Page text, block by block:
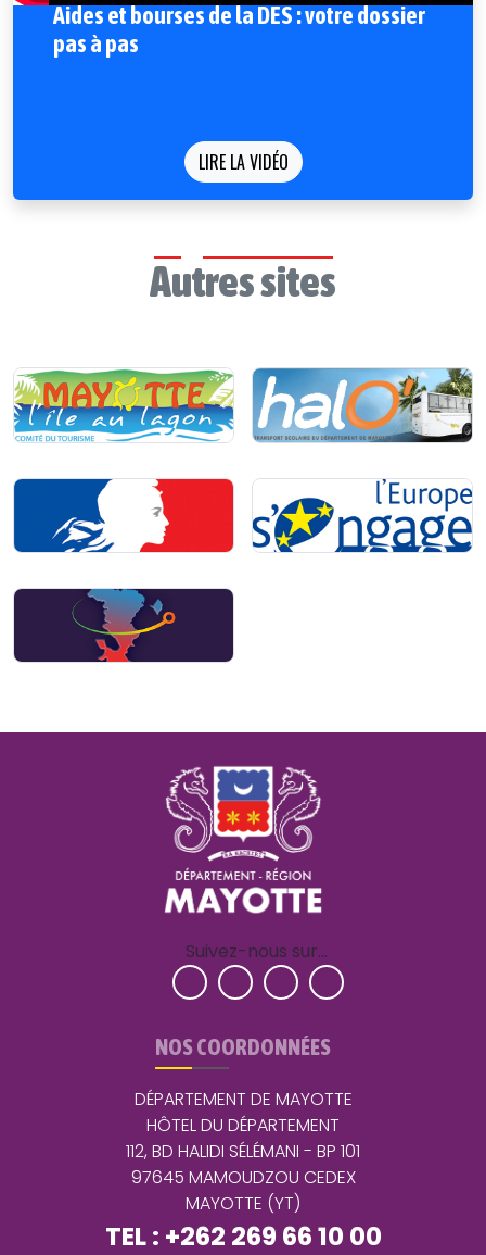
Aides et bourses de la DES : votre dossier
pas à pas
LIRE LA VIDÉO
Autres sites
Suivez-nous sur…
NOS COORDONNÉES
DÉPARTEMENT DE MAYOTTE
HÔTEL DU DÉPARTEMENT
112, BD HALIDI SÉLÉMANI - BP 101
97645 MAMOUDZOU CEDEX
MAYOTTE (YT)
TEL : +262 269 66 10 00